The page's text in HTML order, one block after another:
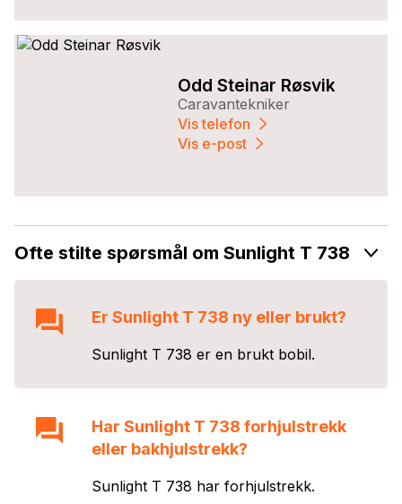
Odd Steinar Røsvik
Caravantekniker
Vis telefon
Vis e-post
Ofte stilte spørsmål om Sunlight T 738
Er Sunlight T 738 ny eller brukt?
Sunlight T 738 er en brukt bobil.
Har Sunlight T 738 forhjulstrekk
eller bakhjulstrekk?
Sunlight T 738 har forhjulstrekk.